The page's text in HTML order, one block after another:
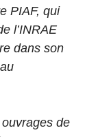
PIAF, qui
l’INRAE
dans son
de